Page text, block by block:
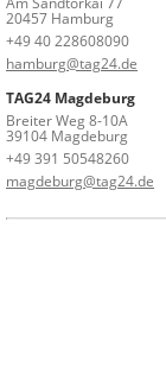
20457 Hamburg
+49 40 228608090
hamburg@tag24.de
TAG24 Magdeburg
Breiter Weg 8-10A
39104 Magdeburg
+49 391 50548260
magdeburg@tag24.de